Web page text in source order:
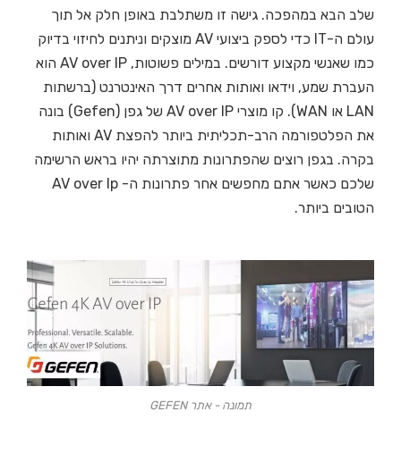
שלב הבא במהפכה. גישה זו משתלבת באופן חלק אל תוך
עולם ה-IT כדי לספק ביצועי AV מוצקים וניתנים לחיזוי בדיוק
כמו שאנשי מקצוע דורשים. במילים פשוטות, AV over IP הוא
העברת שמע, וידאו ואותות אחרים דרך האינטרנט (ברשתות
LAN או WAN). קו מוצרי AV over IP של גפן (Gefen) בונה
את הפלטפורמה הרב-תכליתית ביותר להפצת AV ואותות
בקרה. בגפן רוצים שהפתרונות מתוצרתה יהיו בראש הרשימה
שלכם כאשר אתם מחפשים אחר פתרונות ה- AV over Ip
הטובים ביותר.
תמונה - אתר GEFEN